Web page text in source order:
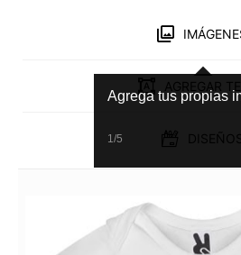
AGREGAR
Agrega tus propias
1/5